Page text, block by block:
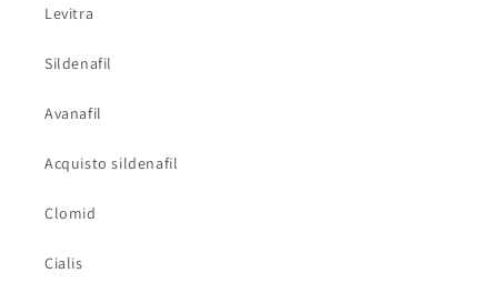
Levitra
Sildenafil
Avanafil
Acquisto sildenafil
Clomid
Cialis